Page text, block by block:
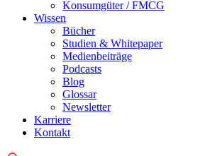
Konsumgüter / FMCG
Wissen
Bücher
Studien & Whitepaper
Medienbeiträge
Podcasts
Blog
Glossar
Newsletter
Karriere
Kontakt